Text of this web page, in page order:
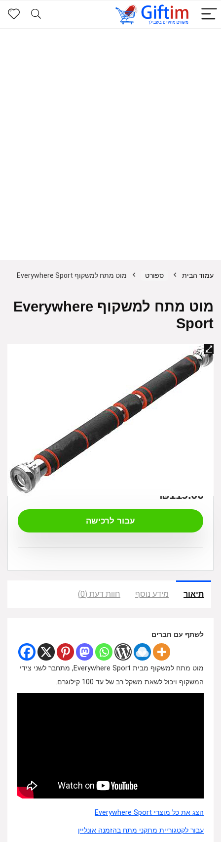
עמוד הבית ספורט מוט מתח למשקוף Everywhere Sport
מוט מתח למשקוף Everywhere
Sport
₪119.00
עבור לרכישה
תיאור מידע נוסף חוות דעת (0)
לשתף עם חברים
מוט מתח למשקוף מבית Everywhere Sport, מתחבר לשני צידי
המשקוף ויכול לשאת משקל רב של עד 100 קילוגרם.
הצג את כל מוצרי Everywhere Sport
עבור לקטגוריית מתקני מתח בהזמנה אונליין